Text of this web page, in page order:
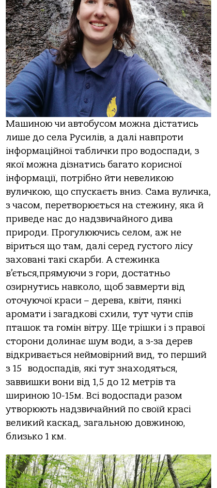
Машиною чи автобусом можна дістатись
лише до села Русилів, а далі навпроти
інформаційної таблички про водоспади, з
якої можна дізнатись багато корисної
інформації, потрібно йти невеликою
вуличкою, що спускаєть вниз. Сама вуличка,
з часом, перетворюється на стежину, яка й
приведе нас до надзвичайного дива
природи. Прогулюючись селом, аж не
віриться що там, далі серед густого лісу
заховані такі скарби. А стежинка
в’ється,прямуючи з гори, достатньо
озирнутись навколо, щоб завмерти від
оточуючої краси – дерева, квіти, пянкі
аромати і загадкові схили, тут чути спів
пташок та гомін вітру. Ще трішки і з правої
сторони долинає шум води, а з-за дерев
відкривається неймовірний вид, то перший
з 15 водоспадів, які тут знаходяться,
заввишки вони від 1,5 до 12 метрів та
шириною 10-15м. Всі водоспади разом
утворюють надзвичайний по своїй красі
великий каскад, загальною довжиною,
близько 1 км.